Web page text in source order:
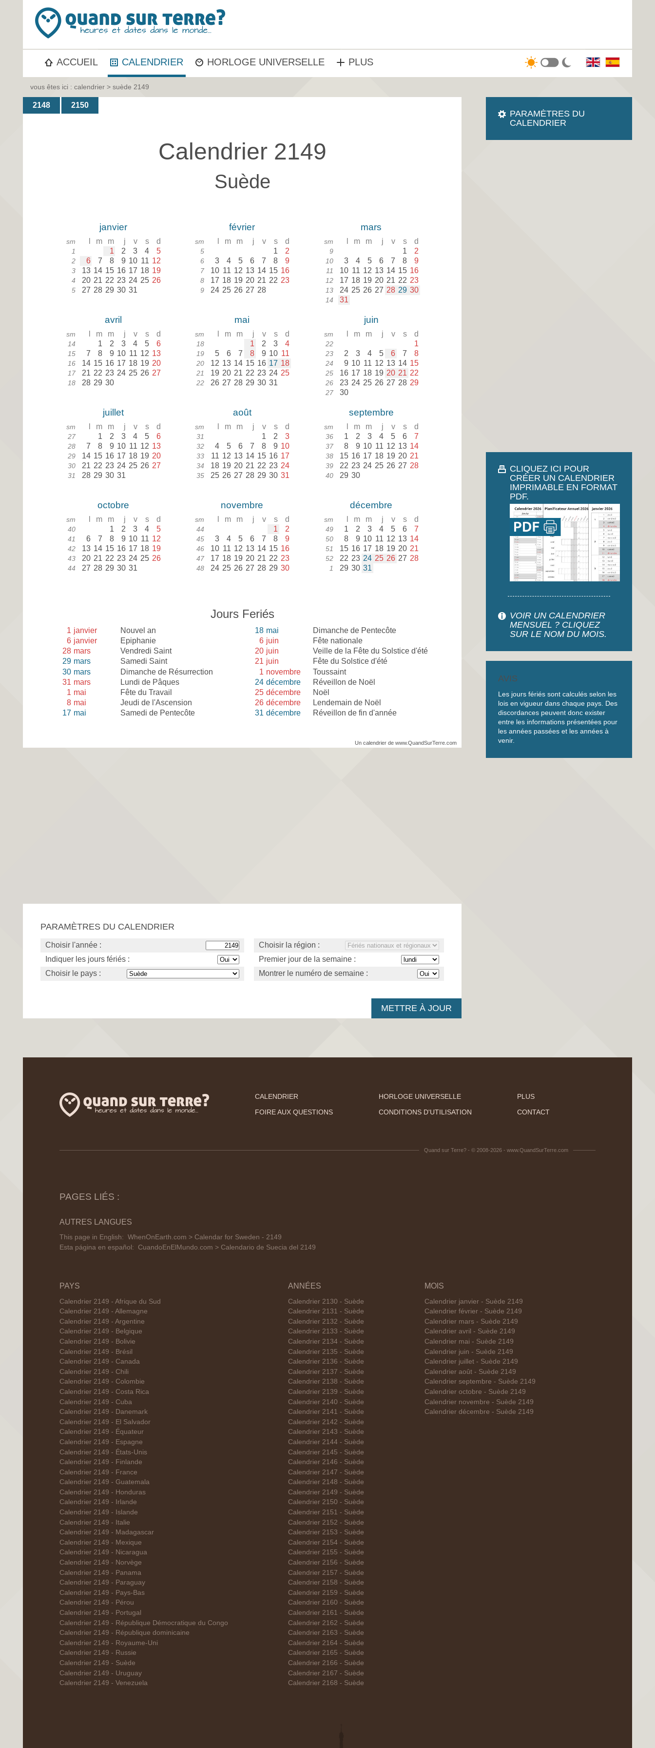
ACCUEIL CALENDRIER HORLOGE UNIVERSELLE PLUS
vous êtes ici : calendrier > suède 2149
2148 2150
Calendrier 2149
Suède
janvier
sm m m j v s d
1 1 2 3 4 5
2 6 7 8 9 10 11 12
3 13 14 15 16 17 18 19
4 20 21 22 23 24 25 26
5 27 28 29 30 31
février
sm m m j v s d
5 1 2
6 3 4 5 6 7 8 9
7 10 11 12 13 14 15 16
8 17 18 19 20 21 22 23
9 24 25 26 27 28
mars
sm m m j v s d
9 1 2
10 3 4 5 6 7 8 9
11 10 11 12 13 14 15 16
12 17 18 19 20 21 22 23
13 24 25 26 27 28 29 30
14 31
avril
sm m m j v s d
14 1 2 3 4 5 6
15 7 8 9 10 11 12 13
16 14 15 16 17 18 19 20
17 21 22 23 24 25 26 27
18 28 29 30
mai
sm m m j v s d
18 1 2 3 4
19 5 6 7 8 9 10 11
20 12 13 14 15 16 17 18
21 19 20 21 22 23 24 25
22 26 27 28 29 30 31
juin
sm m m j v s d
22 1
23 2 3 4 5 6 7 8
24 9 10 11 12 13 14 15
25 16 17 18 19 20 21 22
26 23 24 25 26 27 28 29
27 30
juillet
sm m m j v s d
27 1 2 3 4 5 6
28 7 8 9 10 11 12 13
29 14 15 16 17 18 19 20
30 21 22 23 24 25 26 27
31 28 29 30 31
août
sm m m j v s d
31 1 2 3
32 4 5 6 7 8 9 10
33 11 12 13 14 15 16 17
34 18 19 20 21 22 23 24
35 25 26 27 28 29 30 31
septembre
sm m m j v s d
36 1 2 3 4 5 6 7
37 8 9 10 11 12 13 14
38 15 16 17 18 19 20 21
39 22 23 24 25 26 27 28
40 29 30
octobre
sm m m j v s d
40 1 2 3 4 5
41 6 7 8 9 10 11 12
42 13 14 15 16 17 18 19
43 20 21 22 23 24 25 26
44 27 28 29 30 31
novembre
sm m m j v s d
44 1 2
45 3 4 5 6 7 8 9
46 10 11 12 13 14 15 16
47 17 18 19 20 21 22 23
48 24 25 26 27 28 29 30
décembre
sm m m j v s d
49 1 2 3 4 5 6 7
50 8 9 10 11 12 13 14
51 15 16 17 18 19 20 21
52 22 23 24 25 26 27 28
1 29 30 31
Jours Feriés
1 janvier
Nouvel an
6 janvier
Epiphanie
28 mars
Vendredi Saint
29 mars
Samedi Saint
30 mars
Dimanche de Résurrection
31 mars
Lundi de Pâques
1 mai
Fête du Travail
8 mai
Jeudi de l'Ascension
17 mai Samedi de Pentecôte
18 mai
Dimanche de Pentecôte
6 juin
Fête nationale
20 juin
Veille de la Fête du Solstice d'été
21 juin
Fête du Solstice d'été
1 novembre
Toussaint
24 décembre
Réveillon de Noël
25 décembre
Noël
26 décembre
Lendemain de Noël
31 décembre Réveillon de fin d'année
Un calendrier de www.QuandSurTerre.com
PARAMÈTRES DU CALENDRIER
Choisir l'année :
Indiquer les jours fériés :
Choisir le pays :
Choisir la région :
Premier jour de la semaine :
Montrer le numéro de semaine :
PARAMÈTRES DU
CALENDRIER
CLIQUEZ ICI POUR
CRÉER UN CALENDRIER
IMPRIMABLE EN FORMAT
PDF.
VOIR UN CALENDRIER
MENSUEL ? CLIQUEZ
SUR LE NOM DU MOIS.
AVIS
Les jours fériés sont calculés selon les
lois en vigueur dans chaque pays. Des
discordances peuvent donc exister
entre les informations présentées pour
les années passées et les années à
venir.
CALENDRIER HORLOGE UNIVERSELLE
PLUS
FOIRE AUX QUESTIONS
CONDITIONS D'UTILISATION CONTACT
Quand sur Terre? - © 2008-2026 - www.QuandSurTerre.com
PAGES LIÉS :
AUTRES LANGUES
This page in English: WhenOnEarth.com > Calendar for Sweden - 2149
Esta página en español: CuandoEnElMundo.com > Calendario de Suecia del 2149
PAYS
Calendrier 2149 - Afrique du Sud
Calendrier 2149 - Allemagne
Calendrier 2149 - Argentine
Calendrier 2149 - Belgique
Calendrier 2149 - Bolivie
Calendrier 2149 - Brésil
Calendrier 2149 - Canada
Calendrier 2149 - Chili
Calendrier 2149 - Colombie
Calendrier 2149 - Costa Rica
Calendrier 2149 - Cuba
Calendrier 2149 - Danemark
Calendrier 2149 - El Salvador
Calendrier 2149 - Équateur
Calendrier 2149 - Espagne
Calendrier 2149 - États-Unis
Calendrier 2149 - Finlande
Calendrier 2149 - France
Calendrier 2149 - Guatemala
Calendrier 2149 - Honduras
Calendrier 2149 - Irlande
Calendrier 2149 - Islande
Calendrier 2149 - Italie
Calendrier 2149 - Madagascar
Calendrier 2149 - Mexique
Calendrier 2149 - Nicaragua
Calendrier 2149 - Norvège
Calendrier 2149 - Panama
Calendrier 2149 - Paraguay
Calendrier 2149 - Pays-Bas
Calendrier 2149 - Pérou
Calendrier 2149 - Portugal
Calendrier 2149 - République Démocratique du Congo
Calendrier 2149 - République dominicaine
Calendrier 2149 - Royaume-Uni
Calendrier 2149 - Russie
Calendrier 2149 - Suède
Calendrier 2149 - Uruguay
Calendrier 2149 - Venezuela
ANNÉES
Calendrier 2130 - Suède
Calendrier 2131 - Suède
Calendrier 2132 - Suède
Calendrier 2133 - Suède
Calendrier 2134 - Suède
Calendrier 2135 - Suède
Calendrier 2136 - Suède
Calendrier 2137 - Suède
Calendrier 2138 - Suède
Calendrier 2139 - Suède
Calendrier 2140 - Suède
Calendrier 2141 - Suède
Calendrier 2142 - Suède
Calendrier 2143 - Suède
Calendrier 2144 - Suède
Calendrier 2145 - Suède
Calendrier 2146 - Suède
Calendrier 2147 - Suède
Calendrier 2148 - Suède
Calendrier 2149 - Suède
Calendrier 2150 - Suède
Calendrier 2151 - Suède
Calendrier 2152 - Suède
Calendrier 2153 - Suède
Calendrier 2154 - Suède
Calendrier 2155 - Suède
Calendrier 2156 - Suède
Calendrier 2157 - Suède
Calendrier 2158 - Suède
Calendrier 2159 - Suède
Calendrier 2160 - Suède
Calendrier 2161 - Suède
Calendrier 2162 - Suède
Calendrier 2163 - Suède
Calendrier 2164 - Suède
Calendrier 2165 - Suède
Calendrier 2166 - Suède
Calendrier 2167 - Suède
Calendrier 2168 - Suède
MOIS
Calendrier janvier - Suède 2149
Calendrier février - Suède 2149
Calendrier mars - Suède 2149
Calendrier avril - Suède 2149
Calendrier mai - Suède 2149
Calendrier juin - Suède 2149
Calendrier juillet - Suède 2149
Calendrier août - Suède 2149
Calendrier septembre - Suède 2149
Calendrier octobre - Suède 2149
Calendrier novembre - Suède 2149
Calendrier décembre - Suède 2149